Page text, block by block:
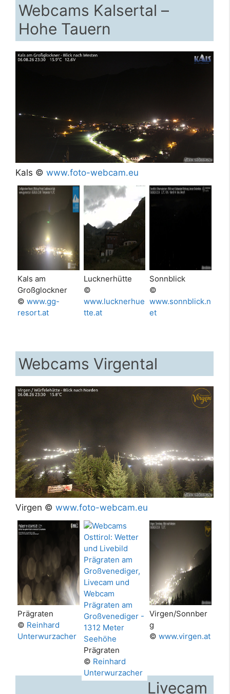
Webcams Kalsertal –
Hohe Tauern
Kals © www.foto-webcam.eu
Kals am
Großglockner
© www.gg-
resort.at
Lucknerhütte
©
www.lucknerhue
tte.at
Sonnblick
©
www.sonnblick.n
et
Webcams Virgental
Virgen © www.foto-webcam.eu
Prägraten
© Reinhard
Unterwurzacher
Prägraten
© Reinhard
Unterwurzacher
Virgen/Sonnber
g
©www.virgen.at
Livecam